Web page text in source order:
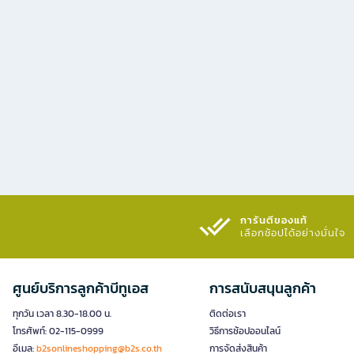
การันตีของแท้
เลือกช้อปได้อย่างมั่นใจ​
ศูนย์บริการลูกค้าบีทูเอส
ทุกวัน เวลา 8.30-18.00 น.
โทรศัพท์: 02-115-0999
อีเมล:b2sonlineshopping@b2s.co.th
การสนับสนุนลูกค้า
ติดต่อเรา
วิธีการช้อปออนไลน์
การจัดส่งสินค้า